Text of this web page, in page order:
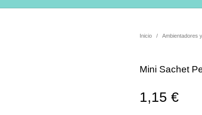
Prosolaris
Inicio / Ambientadores
Mini Sachet
1,15 €